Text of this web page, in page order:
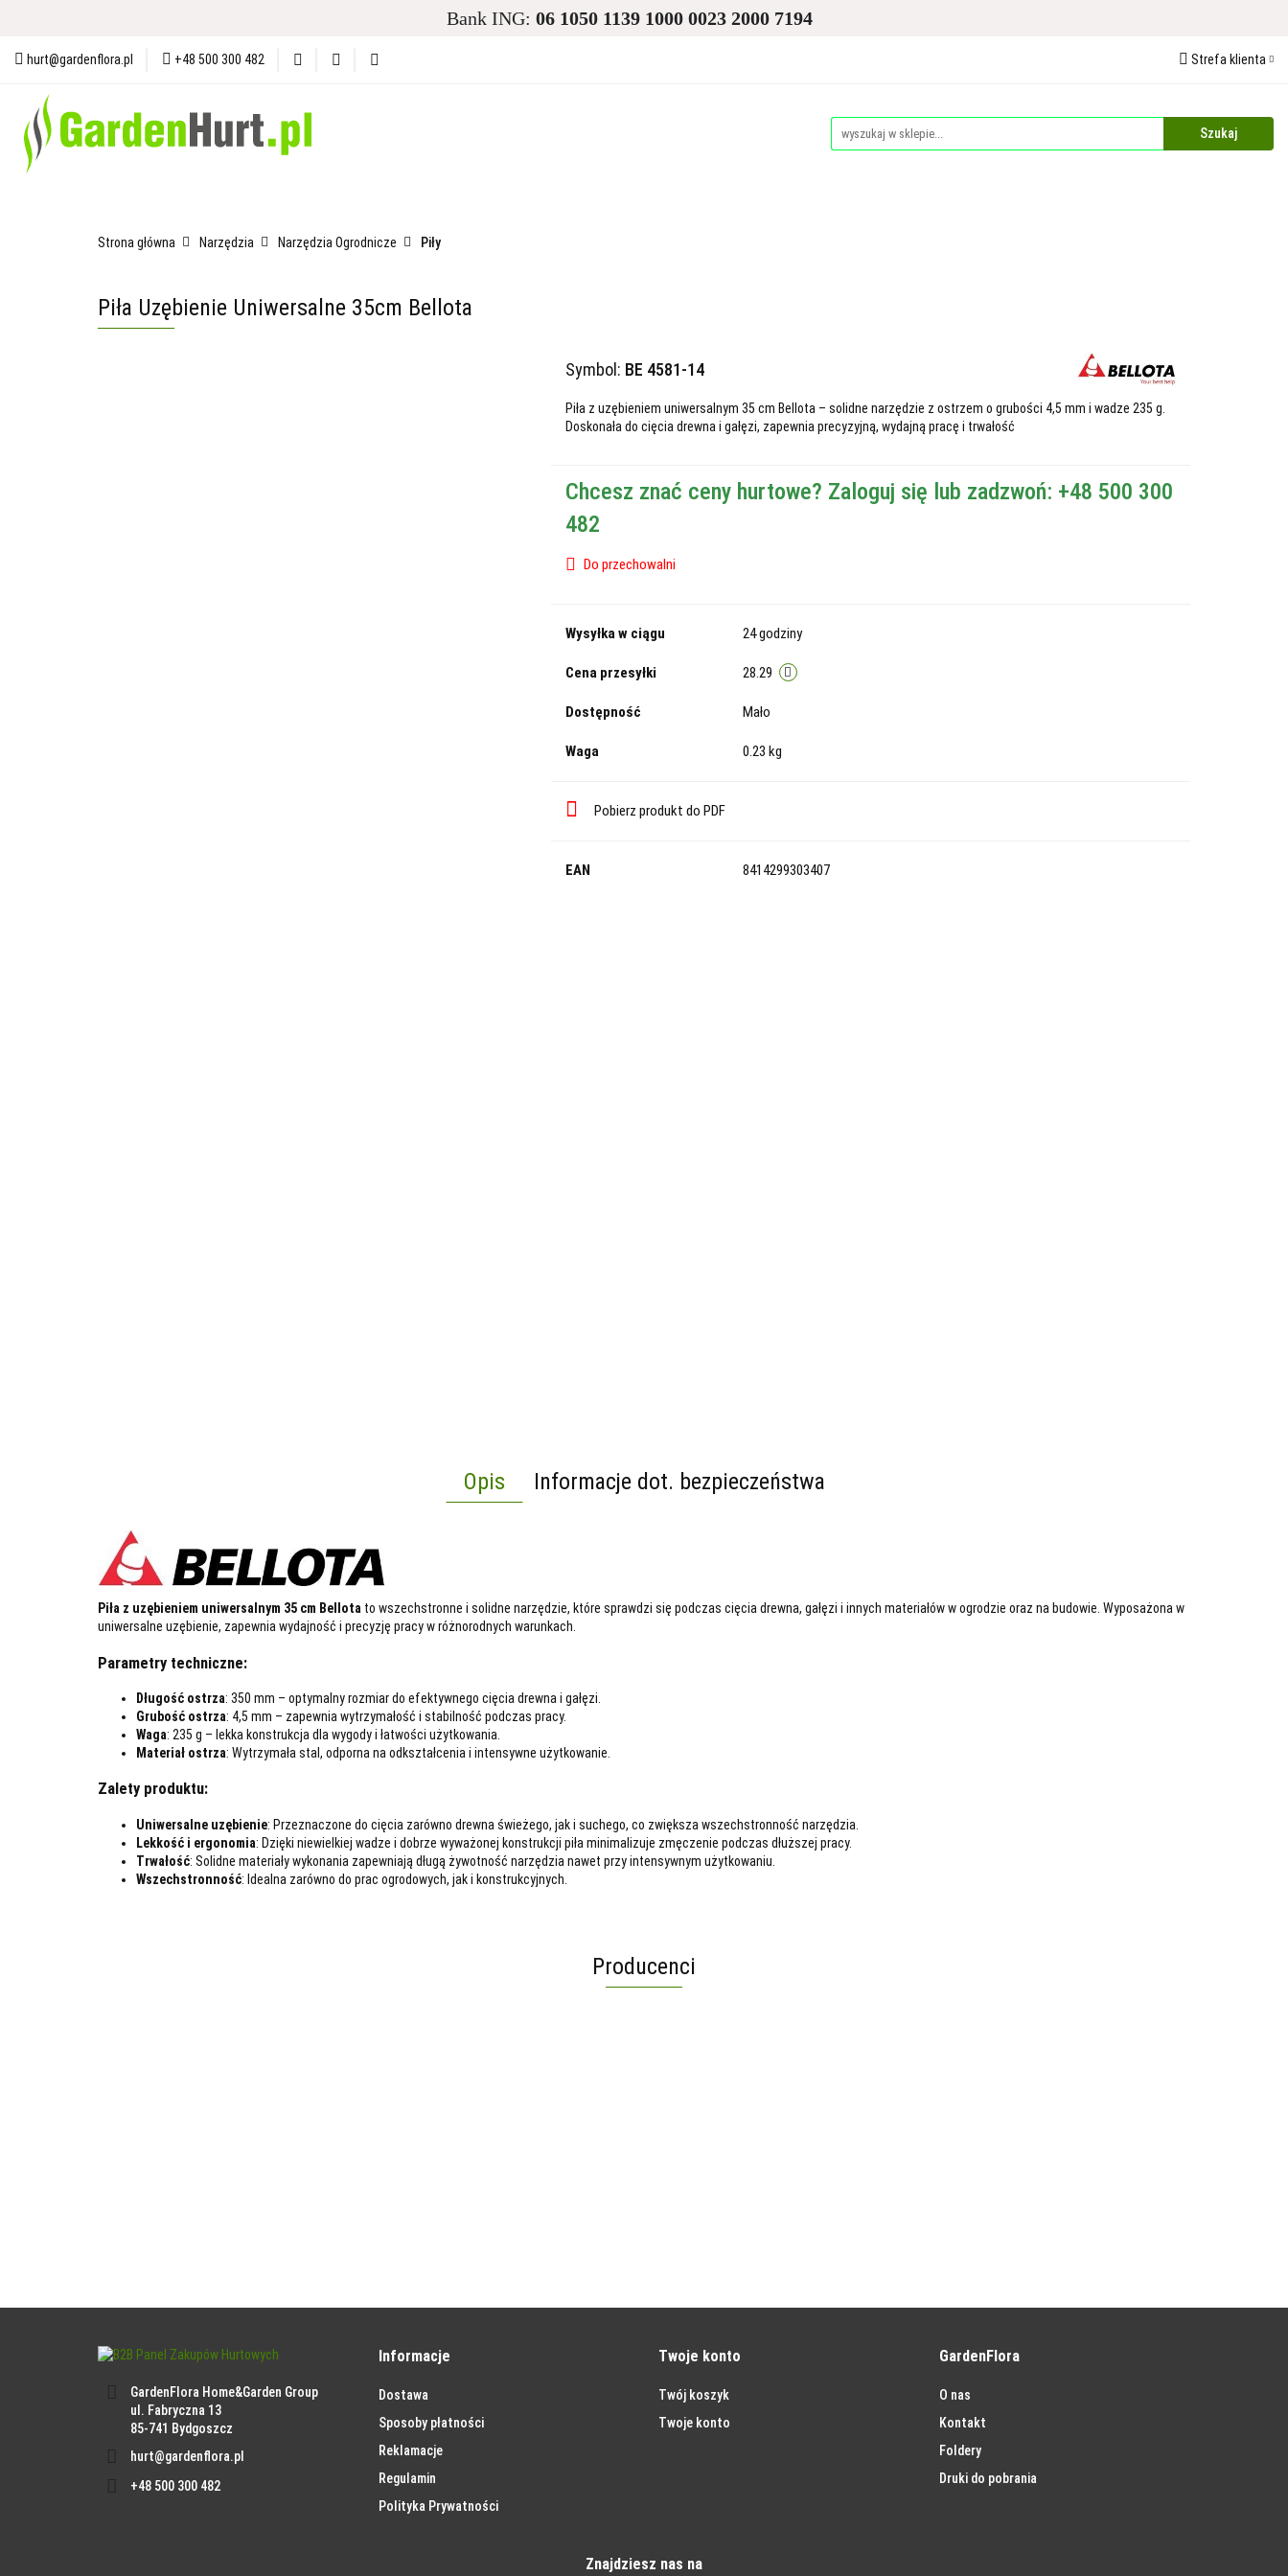
Bank ING: 06 1050 1139 1000 0023 2000 7194
hurt@gardenflora.pl +48 500 300 482 Strefa klienta
Zarejestruj się
Akcesoria Pakowe
Strona główna Narzędzia Narzędzia Ogrodnicze Piły
Piła Uzębienie Uniwersalne 35cm Bellota
Symbol: BE 4581-14
Piła z uzębieniem uniwersalnym 35 cm Bellota – solidne narzędzie z ostrzem o grubości 4,5 mm i wadze 235 g.
Doskonała do cięcia drewna i gałęzi, zapewnia precyzyjną, wydajną pracę i trwałość
Chcesz znać ceny hurtowe? Zaloguj się lub zadzwoń: +48 500 300
482
Do przechowalni
Wysyłka w ciągu 24 godziny
Cena przesyłki 28.29
Dostępność Mało
Waga 0.23 kg
Pobierz produkt do PDF
EAN 8414299303407
Opis Informacje dot. bezpieczeństwa
Piła z uzębieniem uniwersalnym 35 cm Bellota to wszechstronne i solidne narzędzie, które sprawdzi się podczas cięcia drewna, gałęzi i innych materiałów w ogrodzie oraz na budowie. Wyposażona w
uniwersalne uzębienie, zapewnia wydajność i precyzję pracy w różnorodnych warunkach.
Parametry techniczne:
Długość ostrza: 350 mm – optymalny rozmiar do efektywnego cięcia drewna i gałęzi.
Grubość ostrza: 4,5 mm – zapewnia wytrzymałość i stabilność podczas pracy.
Waga: 235 g – lekka konstrukcja dla wygody i łatwości użytkowania.
Materiał ostrza: Wytrzymała stal, odporna na odkształcenia i intensywne użytkowanie.
Zalety produktu:
Uniwersalne uzębienie: Przeznaczone do cięcia zarówno drewna świeżego, jak i suchego, co zwiększa wszechstronność narzędzia.
Lekkość i ergonomia: Dzięki niewielkiej wadze i dobrze wyważonej konstrukcji piła minimalizuje zmęczenie podczas dłuższej pracy.
Trwałość: Solidne materiały wykonania zapewniają długą żywotność narzędzia nawet przy intensywnym użytkowaniu.
Wszechstronność: Idealna zarówno do prac ogrodowych, jak i konstrukcyjnych.
Producenci
GardenFlora Home&Garden Group
ul. Fabryczna 13
85-741 Bydgoszcz
hurt@gardenflora.pl
+48 500 300 482
Informacje
Dostawa
Sposoby płatności
Reklamacje
Regulamin
Polityka Prywatności
Twoje konto
Twój koszyk
Twoje konto
GardenFlora
O nas
Kontakt
Foldery
Druki do pobrania
Znajdziesz nas na